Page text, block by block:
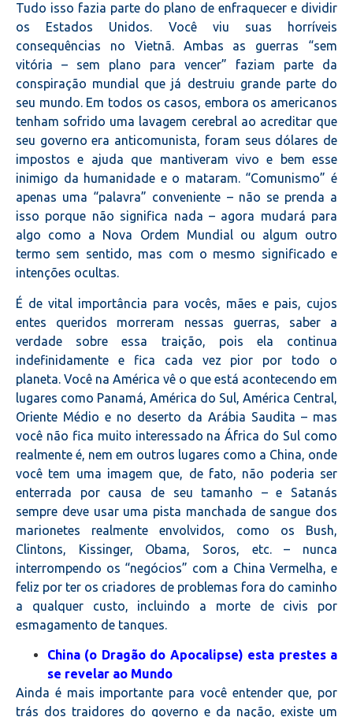
Tudo isso fazia parte do plano de enfraquecer e dividir
os Estados Unidos. Você viu suas horríveis
consequências no Vietnã. Ambas as guerras “sem
vitória – sem plano para vencer” faziam parte da
conspiração mundial que já destruiu grande parte do
seu mundo. Em todos os casos, embora os americanos
tenham sofrido uma lavagem cerebral ao acreditar que
seu governo era anticomunista, foram seus dólares de
impostos e ajuda que mantiveram vivo e bem esse
inimigo da humanidade e o mataram. “Comunismo” é
apenas uma “palavra” conveniente – não se prenda a
isso porque não significa nada – agora mudará para
algo como a Nova Ordem Mundial ou algum outro
termo sem sentido, mas com o mesmo significado e
intenções ocultas.
É de vital importância para vocês, mães e pais, cujos
entes queridos morreram nessas guerras, saber a
verdade sobre essa traição, pois ela continua
indefinidamente e fica cada vez pior por todo o
planeta. Você na América vê o que está acontecendo em
lugares como Panamá, América do Sul, América Central,
Oriente Médio e no deserto da Arábia Saudita – mas
você não fica muito interessado na África do Sul como
realmente é, nem em outros lugares como a China, onde
você tem uma imagem que, de fato, não poderia ser
enterrada por causa de seu tamanho – e Satanás
sempre deve usar uma pista manchada de sangue dos
marionetes realmente envolvidos, como os Bush,
Clintons, Kissinger, Obama, Soros, etc. – nunca
interrompendo os “negócios” com a China Vermelha, e
feliz por ter os criadores de problemas fora do caminho
a qualquer custo, incluindo a morte de civis por
esmagamento de tanques.
China (o Dragão do Apocalipse) esta prestes a
se revelar ao Mundo
Ainda é mais importante para você entender que, por
trás dos traidores do governo e da nação, existe um